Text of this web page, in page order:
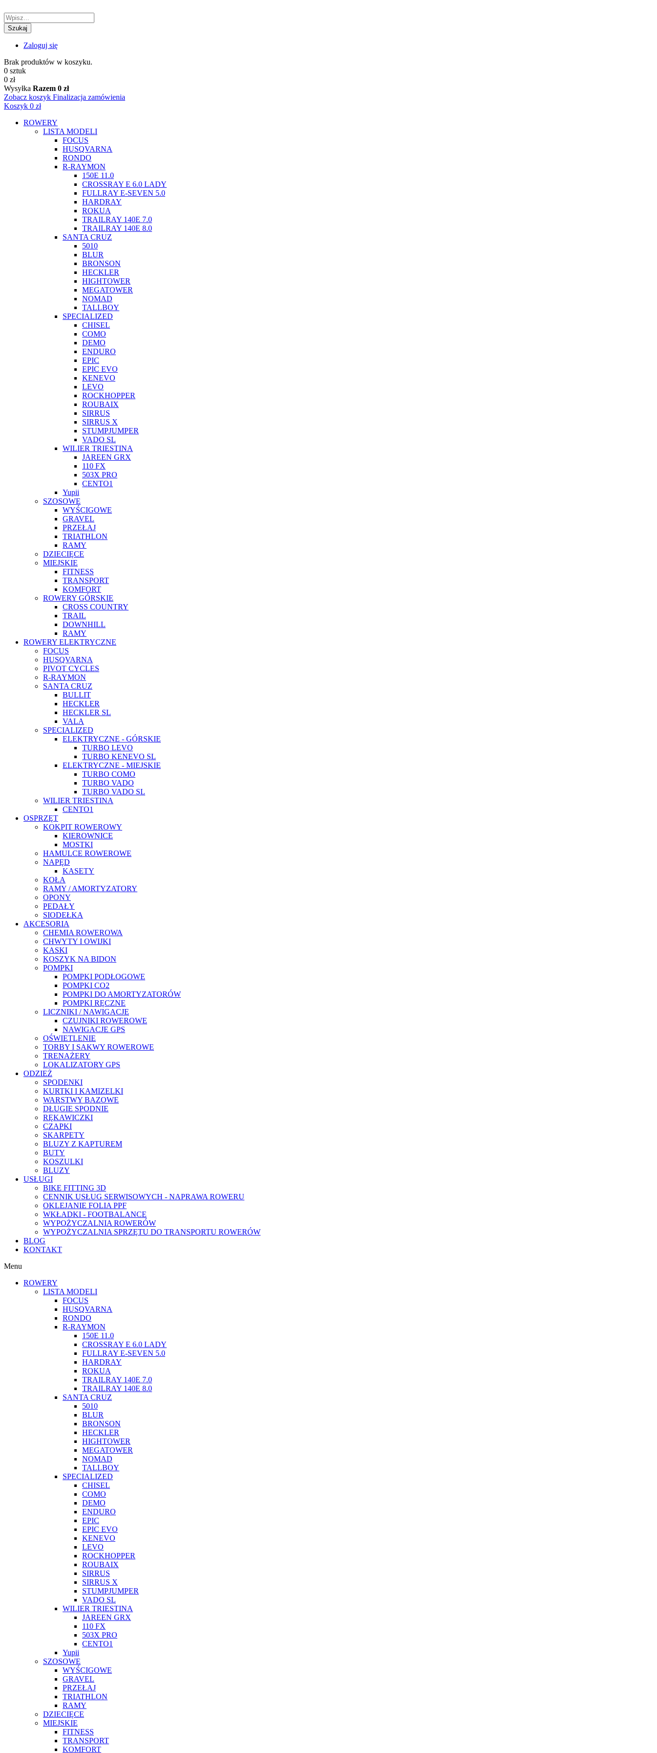
Szukaj
Zaloguj się
Brak produktów w koszyku.
0 sztuk
0 zł
Wysyłka Razem 0 zł
Zobacz koszyk Finalizacja zamówienia
Koszyk 0 zł
ROWERY
LISTA MODELI
FOCUS
HUSQVARNA
RONDO
R-RAYMON
150E 11.0
CROSSRAY E 6.0 LADY
FULLRAY E-SEVEN 5.0
HARDRAY
ROKUA
TRAILRAY 140E 7.0
TRAILRAY 140E 8.0
SANTA CRUZ
5010
BLUR
BRONSON
HECKLER
HIGHTOWER
MEGATOWER
NOMAD
TALLBOY
SPECIALIZED
CHISEL
COMO
DEMO
ENDURO
EPIC
EPIC EVO
KENEVO
LEVO
ROCKHOPPER
ROUBAIX
SIRRUS
SIRRUS X
STUMPJUMPER
VADO SL
WILIER TRIESTINA
JAREEN GRX
110 FX
503X PRO
CENTO1
Yupii
SZOSOWE
WYŚCIGOWE
GRAVEL
PRZEŁAJ
TRIATHLON
RAMY
DZIECIĘCE
MIEJSKIE
FITNESS
TRANSPORT
KOMFORT
ROWERY GÓRSKIE
CROSS COUNTRY
TRAIL
DOWNHILL
RAMY
ROWERY ELEKTRYCZNE
FOCUS
HUSQVARNA
PIVOT CYCLES
R-RAYMON
SANTA CRUZ
BULLIT
HECKLER
HECKLER SL
VALA
SPECIALIZED
ELEKTRYCZNE - GÓRSKIE
TURBO LEVO
TURBO KENEVO SL
ELEKTRYCZNE - MIEJSKIE
TURBO COMO
TURBO VADO
TURBO VADO SL
WILIER TRIESTINA
CENTO1
OSPRZĘT
KOKPIT ROWEROWY
KIEROWNICE
MOSTKI
HAMULCE ROWEROWE
NAPĘD
KASETY
KOŁA
RAMY / AMORTYZATORY
OPONY
PEDAŁY
SIODEŁKA
AKCESORIA
CHEMIA ROWEROWA
CHWYTY I OWIJKI
KASKI
KOSZYK NA BIDON
POMPKI
POMPKI PODŁOGOWE
POMPKI CO2
POMPKI DO AMORTYZATORÓW
POMPKI RĘCZNE
LICZNIKI / NAWIGACJE
CZUJNIKI ROWEROWE
NAWIGACJE GPS
OŚWIETLENIE
TORBY I SAKWY ROWEROWE
TRENAŻERY
LOKALIZATORY GPS
ODZIEŻ
SPODENKI
KURTKI I KAMIZELKI
WARSTWY BAZOWE
DŁUGIE SPODNIE
RĘKAWICZKI
CZAPKI
SKARPETY
BLUZY Z KAPTUREM
BUTY
KOSZULKI
BLUZY
USŁUGI
BIKE FITTING 3D
CENNIK USŁUG SERWISOWYCH - NAPRAWA ROWERU
OKLEJANIE FOLIA PPF
WKŁADKI - FOOTBALANCE
WYPOŻYCZALNIA ROWERÓW
WYPOŻYCZALNIA SPRZĘTU DO TRANSPORTU ROWERÓW
BLOG
KONTAKT
Menu
ROWERY
LISTA MODELI
FOCUS
HUSQVARNA
RONDO
R-RAYMON
150E 11.0
CROSSRAY E 6.0 LADY
FULLRAY E-SEVEN 5.0
HARDRAY
ROKUA
TRAILRAY 140E 7.0
TRAILRAY 140E 8.0
SANTA CRUZ
5010
BLUR
BRONSON
HECKLER
HIGHTOWER
MEGATOWER
NOMAD
TALLBOY
SPECIALIZED
CHISEL
COMO
DEMO
ENDURO
EPIC
EPIC EVO
KENEVO
LEVO
ROCKHOPPER
ROUBAIX
SIRRUS
SIRRUS X
STUMPJUMPER
VADO SL
WILIER TRIESTINA
JAREEN GRX
110 FX
503X PRO
CENTO1
Yupii
SZOSOWE
WYŚCIGOWE
GRAVEL
PRZEŁAJ
TRIATHLON
RAMY
DZIECIĘCE
MIEJSKIE
FITNESS
TRANSPORT
KOMFORT